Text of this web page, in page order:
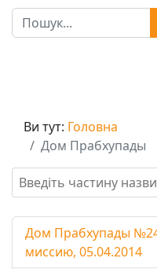
Пошук
Ви тут: Головна
Дом Прабхупады
Введіть частину назви
Дом Прабхупады
миссию, 05.04.2014